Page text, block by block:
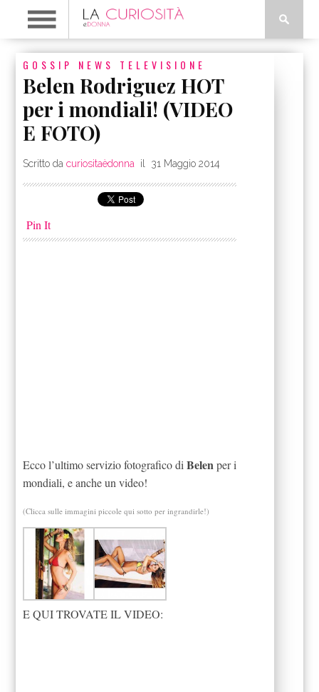
GOSSIP NEWS TELEVISIONE
Belen Rodriguez HOT
per i mondiali! (VIDEO
E FOTO)
Scritto dacuriositaèdonna il 31 Maggio 2014
Pin It
Ecco l’ultimo servizio fotografico diBelenper i
mondiali, e anche un video!
(Clicca sulle immagini piccole qui sotto per ingrandirle!)
E QUI TROVATE IL VIDEO: